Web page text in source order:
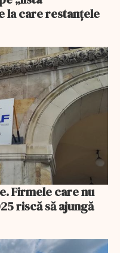
la care restanțele
Firmele care nu
riscă să ajungă